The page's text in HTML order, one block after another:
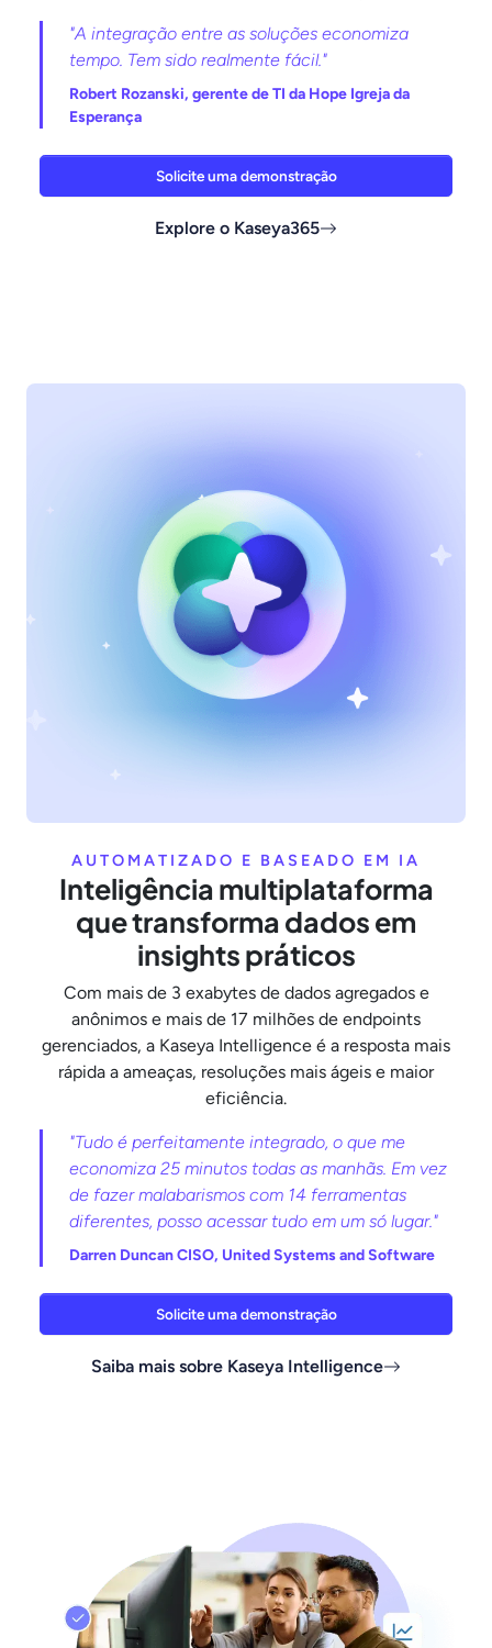
"A integração entre as soluções economiza
tempo. Tem sido realmente fácil."
Robert Rozanski, gerente de TI da Hope Igreja da
Esperança
Solicite uma demonstração
Explore o Kaseya365
AUTOMATIZADO E BASEADO EM IA
Inteligência multiplataforma
que transforma dados em
insights práticos
Com mais de 3 exabytes de dados agregados e
anônimos e mais de 17 milhões de endpoints
gerenciados, a Kaseya Intelligence é a resposta mais
rápida a ameaças, resoluções mais ágeis e maior
eficiência.
"Tudo é perfeitamente integrado, o que me
economiza 25 minutos todas as manhãs. Em vez
de fazer malabarismos com 14 ferramentas
diferentes, posso acessar tudo em um só lugar."
Darren Duncan CISO, United Systems and Software
Solicite uma demonstração
Saiba mais sobre Kaseya Intelligence